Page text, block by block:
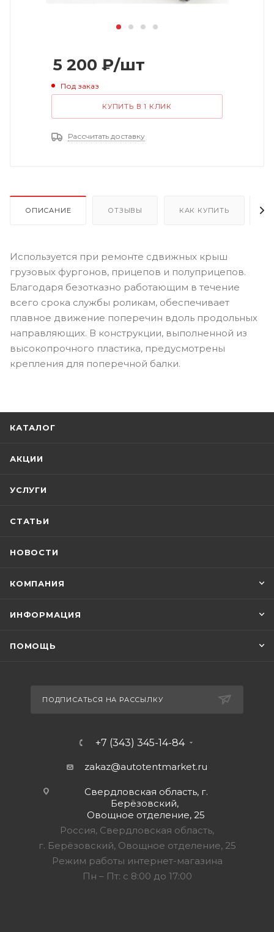
5 200 ₽/шт
Под заказ
КУПИТЬ В 1 КЛИК
Рассчитать доставку
ОПИСАНИЕ ОТЗЫВЫ КАК КУПИТЬ
Используется при ремонте сдвижных крыш
грузовых фургонов, прицепов и полуприцепов.
Благодаря безотказно работающим в течение
всего срока службы роликам, обеспечивает
плавное движение поперечин вдоль продольных
направляющих. В конструкции, выполненной из
высокопрочного пластика, предусмотрены
крепления для поперечной балки.
КАТАЛОГ
АКЦИИ
УСЛУГИ
СТАТЬИ
НОВОСТИ
КОМПАНИЯ
ИНФОРМАЦИЯ
ПОМОЩЬ
ПОДПИСАТЬСЯ НА РАССЫЛКУ
+7 (343) 345-14-84
zakaz@autotentmarket.ru
Свердловская область, г.
Берёзовский,
Овощное отделение, 25
Россия, Свердловская область,
г. Берёзовский, Овощное отделение, 25
Режим работы интернет-магазина
Пн – Пт: с 8:00 до 17:00